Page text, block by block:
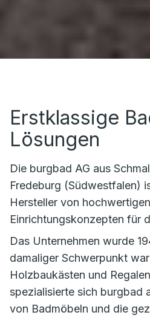
Erstklassige
Lösungen
Die burgbad AG aus
Fredeburg (Südwestfalen)
Hersteller von
Einrichtungskonzepten für
Das Unternehmen wurde
damaliger Schwerpunkt
Holzbaukästen und
spezialisierte sich burgbad
von Badmöbeln und die